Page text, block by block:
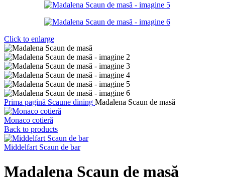
Click to enlarge
Prima pagină Scaune dining Madalena Scaun de masă
Monaco cotieră
Back to products
Middelfart Scaun de bar
Madalena Scaun de masă